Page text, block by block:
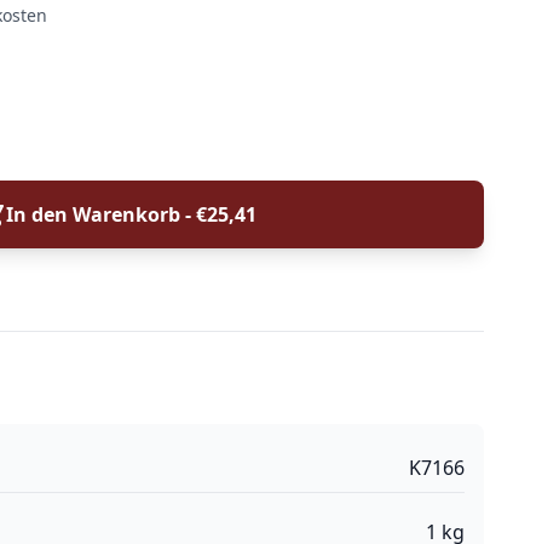
In den Warenkorb - €25,41
K7166
1 kg